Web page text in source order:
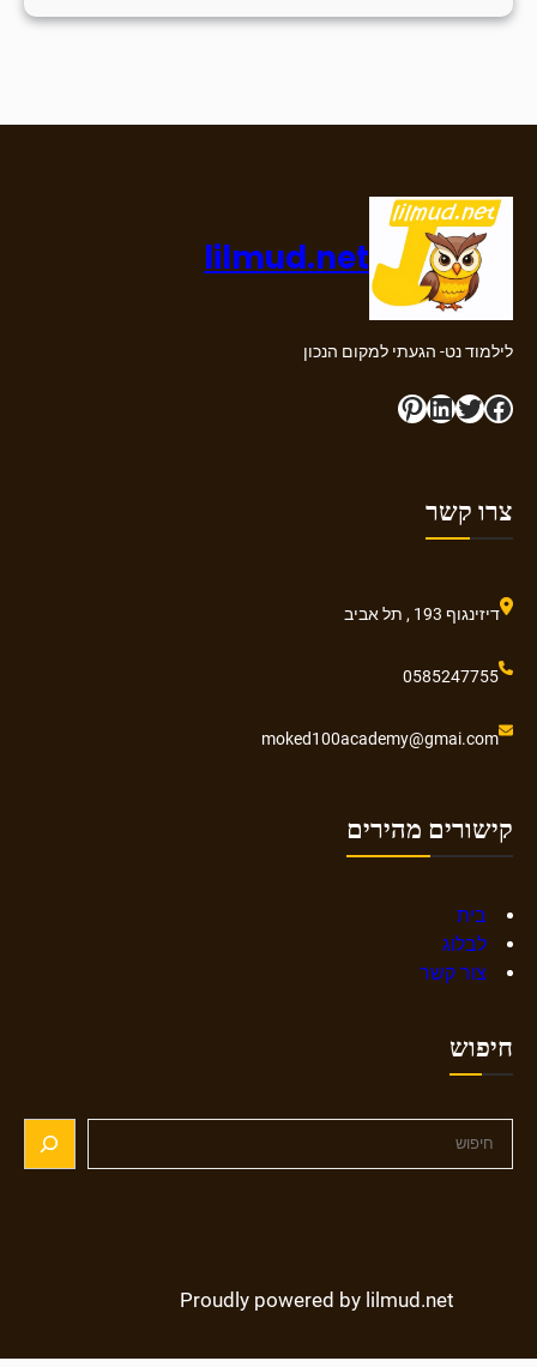
lilmud.net
לילמוד נט- הגעתי למקום הנכון
Facebook
Twitter
LinkedIn
Pinterest
צרו קשר
דיזינגוף 193 , תל אביב
0585247755
moked100academy@gmai.com
קישורים מהירים
בית
לבלוג
צור קשר
חיפוש
Proudly powered by lilmud.net